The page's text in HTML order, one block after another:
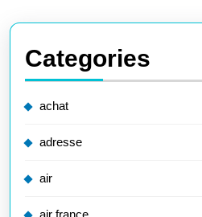
Categories
achat
adresse
air
air france